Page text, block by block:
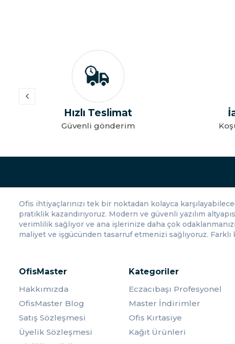
OfisMaster çok fonksiyonlu hesap makinesi seçenekleri, farklı
OfisMaster, hesap makinesi kategorisinde hem temel hem de
sunar. İhtiyacınıza uygun bir hesap makinesini bütçenizi aşmadan
Baskılı Hesap Makinesi: İşinizin İmzası
OfisMaster baskılı hesap makinesi seçenekleri, işinizin veya
olarak mükemmel bir seçenektir.
Hesap Makinesi Seçerken Dikkat Edilmesi Gerekenler:
modeller daha uygun olabilir. Ayrıca, taşınabilirlik ve pil ömrü gibi
OfisMaster Hesap Makinesi Kategorisi, hesaplamalarınızı daha
İade Kolaylığı
Koşulsuz 14 gün iade
Ofis ihtiyaçlarınızı tek bir noktadan kolayca
pratiklik kazandırıyoruz. Modern ve güvenli yazılım
verimlilik sağlıyor ve ana işlerinize daha çok
maliyet ve işgücünden tasarruf etmenizi sağlıyoruz.
OfisMaster
Hakkımızda
OfisMaster Blog
Satış Sözleşmesi
Üyelik Sözleşmesi
Kategoriler
Eczacıbaşı Profesyonel
Master İndirimler
Ofis Kırtasiye
Kağıt Ürünleri